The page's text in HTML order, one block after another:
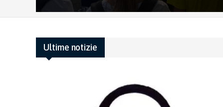
Ultime notizie